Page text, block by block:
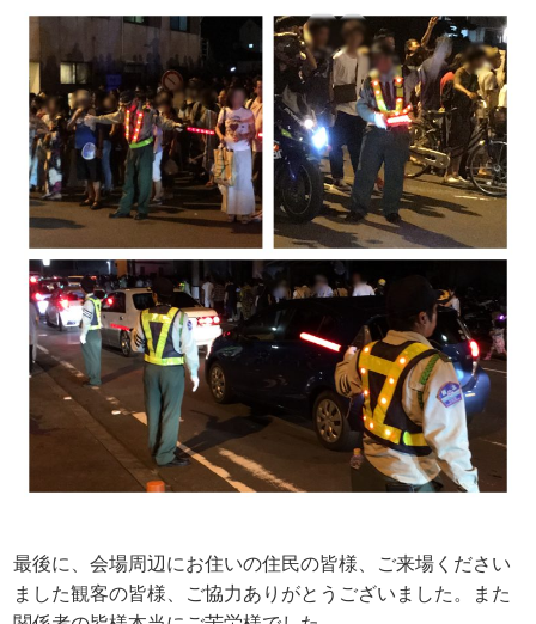
最後に、会場周辺にお住いの住民の皆様、ご来場ください
ました観客の皆様、ご協力ありがとうございました。また